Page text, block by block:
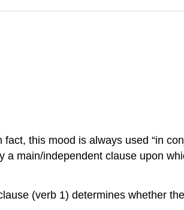
fact, this mood is always used “in
main/independent clause upon
(verb 1) determines whether